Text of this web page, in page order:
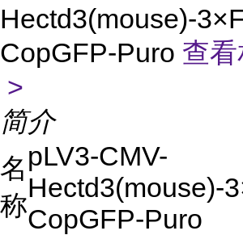
Hectd3(mouse)-
CopGFP-Puro 查
>
简介
名
称
pLV3-CMV-
Hectd3(mouse)-
CopGFP-Puro